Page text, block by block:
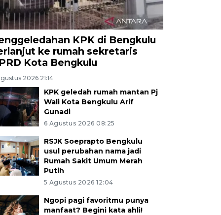
KPK di Bengkulu
ke rumah sekretaris
Kota Bengkulu
2026 21:14
KPK geledah rumah mantan Pj
Wali Kota Bengkulu Arif
Gunadi
6 Agustus 2026 08:25
RSJK Soeprapto Bengkulu
usul perubahan nama jadi
Rumah Sakit Umum Merah
Putih
5 Agustus 2026 12:04
Ngopi pagi favoritmu punya
manfaat? Begini kata ahli!